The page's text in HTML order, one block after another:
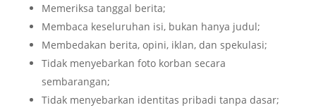
Memeriksa tanggal berita;
Membaca keseluruhan isi, bukan hanya judul;
Membedakan berita, opini, iklan, dan spekulasi;
Tidak menyebarkan foto korban secara
sembarangan;
Tidak menyebarkan identitas pribadi tanpa dasar;